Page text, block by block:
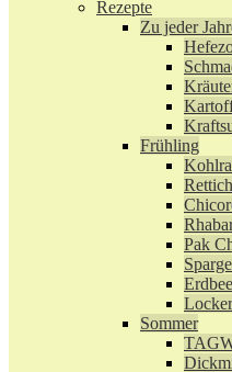
Rezepte
Zu jeder
Frühling
Rettich
Pak
Sommer